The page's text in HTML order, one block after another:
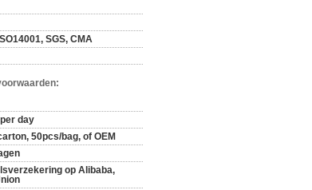
SGS, CMA
day
50pcs/bag, of OEM
op Alibaba,